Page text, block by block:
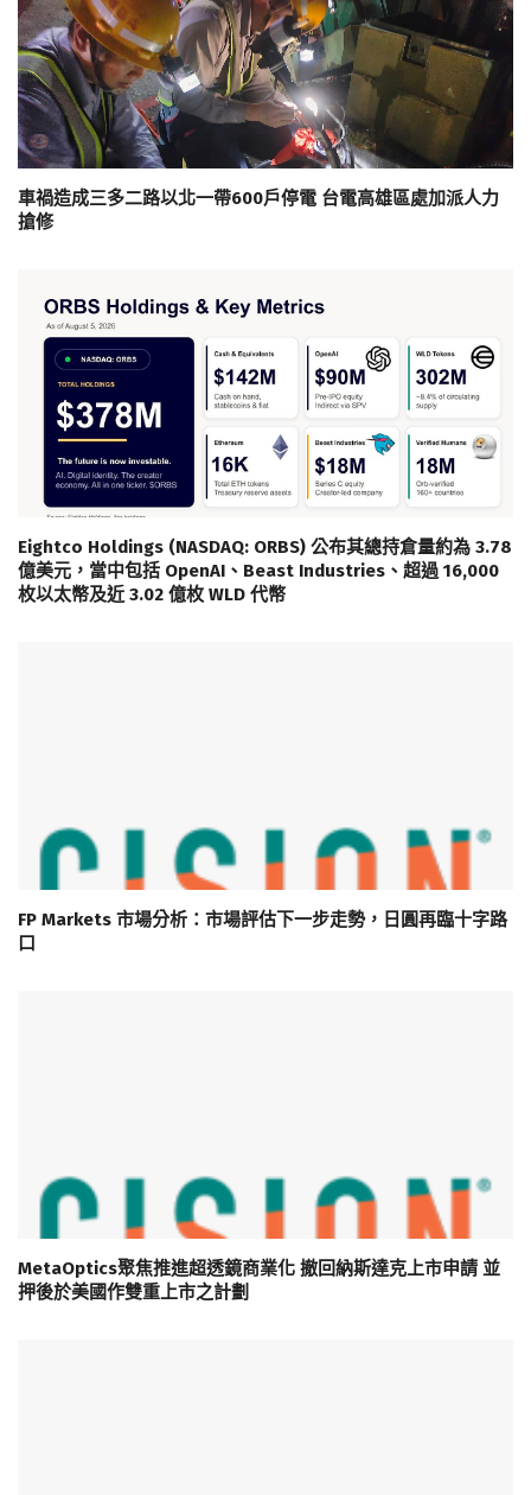
車禍造成三多二路以北一帶600戶停電 台電高雄區處加派人力
搶修
Eightco Holdings (NASDAQ: ORBS) 公布其總持倉量約為 3.78
億美元，當中包括 OpenAI、Beast Industries、超過 16,000
枚以太幣及近 3.02 億枚 WLD 代幣
FP Markets 市場分析：市場評估下一步走勢，日圓再臨十字路
口
MetaOptics聚焦推進超透鏡商業化 撤回納斯達克上市申請 並
押後於美國作雙重上市之計劃